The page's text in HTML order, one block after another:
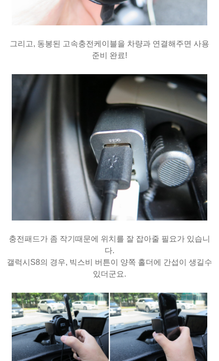
그리고, 동봉된 고속충전케이블을 차량과 연결해주면 사용
준비 완료!
충전패드가 좀 작기때문에 위치를 잘 잡아줄 필요가 있습니
다.
갤럭시S8의 경우, 빅스비 버튼이 양쪽 홀더에 간섭이 생길수
있더군요.